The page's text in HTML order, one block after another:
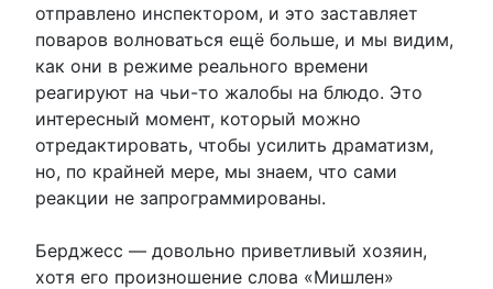
отправлено инспектором, и это заставляет
поваров волноваться ещё больше, и мы видим,
как они в режиме реального времени
реагируют на чьи-то жалобы на блюдо. Это
интересный момент, который можно
отредактировать, чтобы усилить драматизм,
но, по крайней мере, мы знаем, что сами
реакции не запрограммированы.
Берджесс — довольно приветливый хозяин,
хотя его произношение слова «Мишлен»